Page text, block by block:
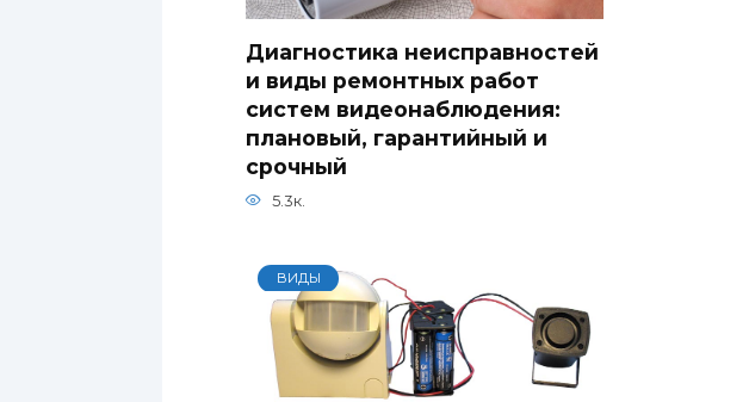
Диагностика неисправностей
и виды ремонтных работ
систем видеонаблюдения:
плановый, гарантийный и
срочный
5.3к.
ВИДЫ